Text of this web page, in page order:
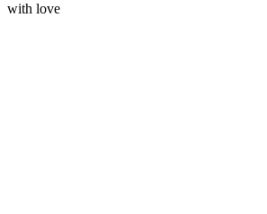
with love